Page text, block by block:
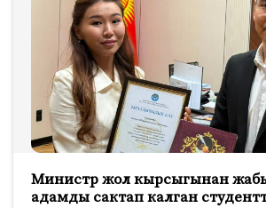
Министр жол кырсыгынан
адамды сактап калган